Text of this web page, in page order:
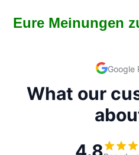
Eure Meinungen